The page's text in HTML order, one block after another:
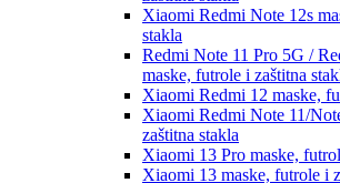
Xiaomi Redmi Note 12s
stakla
Redmi Note 11 Pro 5G /
maske, futrole i zaštitna
Xiaomi Redmi 12 maske,
Xiaomi Redmi Note 11/
zaštitna stakla
Xiaomi 13 Pro maske,
Xiaomi 13 maske, futrole i